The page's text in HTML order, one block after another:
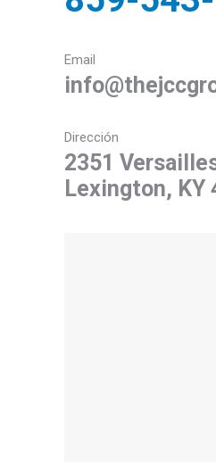
Email
Dirección
2351
Lexington, KY